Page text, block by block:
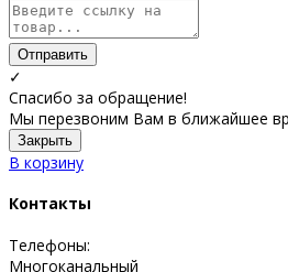
Отправить
✓
Спасибо за обращение!
Мы перезвоним Вам в ближайшее
Закрыть
В корзину
Контакты
Телефоны:
Многоканальный